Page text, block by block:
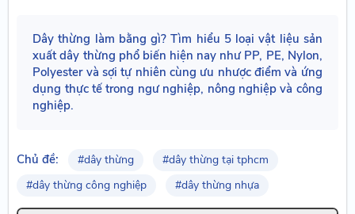
Dây thừng làm bằng gì? Tìm hiểu 5 loại vật liệu sản
xuất dây thừng phổ biến hiện nay như PP, PE, Nylon,
Polyester và sợi tự nhiên cùng ưu nhược điểm và ứng
dụng thực tế trong ngư nghiệp, nông nghiệp và công
nghiệp.
Chủ đề: #dây thừng
#dây thừng tại tphcm
#dây thừng công nghiệp
#dây thừng nhựa